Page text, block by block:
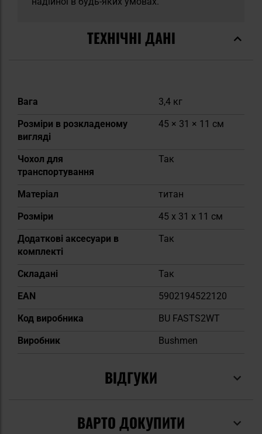
ТЕХНІЧНІ ДАНІ
Докладніше
Вага
3,4 кг
Розміри в розкладеному
вигляді
45 × 31 × 11 см
Чохол для
транспортування
Так
Матеріал
титан
Розміри
45 x 31 x 11 см
Додаткові аксесуари в
комплекті
Так
Складані
Так
EAN
5902194522120
Код виробника
BU FASTS2WT
Виробник
Bushmen
ВІДГУКИ
ВАРТО ДОКУПИТИ